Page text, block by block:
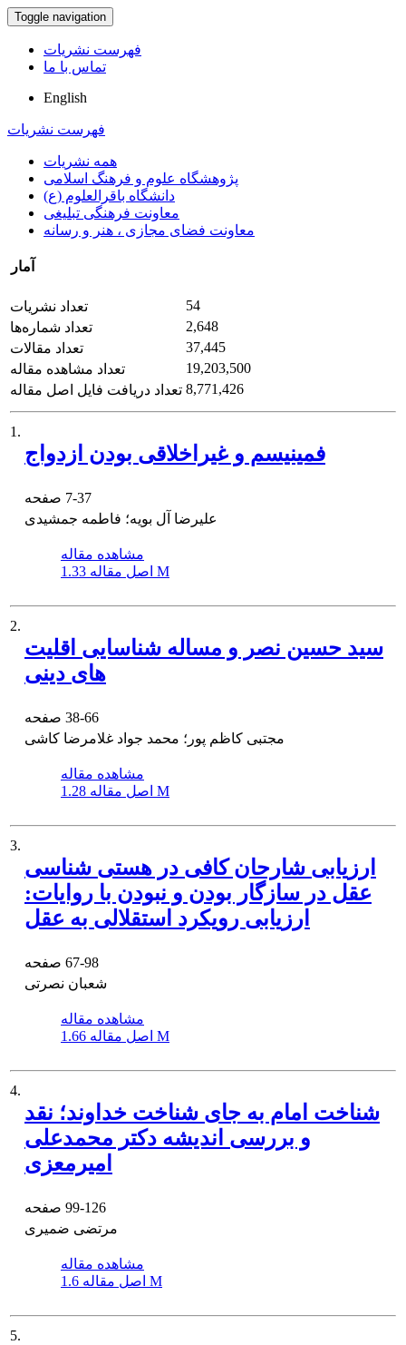
Toggle navigation
فهرست نشریات
تماس با ما
English
فهرست نشریات
همه نشریات
پژوهشگاه علوم و فرهنگ اسلامی
دانشگاه باقرالعلوم (ع)
معاونت فرهنگی تبلیغی
معاونت فضای مجازی ، هنر و رسانه
آمار
تعداد نشریات
54
تعداد شماره‌ها
2,648
تعداد مقالات
37,445
تعداد مشاهده مقاله
19,203,500
تعداد دریافت فایل اصل مقاله 8,771,426
1.
فمینیسم و غیراخلاقی بودن ازدواج
7-37
علیرضا آل بویه؛ فاطمه جمشیدی
مشاهده مقاله
اصل مقاله 1.33 M
2.
سید حسین نصر و مساله شناسایی اقلیت
های دینی
38-66
مجتبی کاظم پور؛ محمد جواد غلامرضا کاشی
مشاهده مقاله
اصل مقاله 1.28 M
3.
ارزیابی شارحان کافی در هستی شناسی
عقل در سازگار بودن و نبودن با روایات:
ارزیابی رویکرد استقلالی به عقل
67-98
شعبان نصرتی
مشاهده مقاله
اصل مقاله 1.66 M
4.
شناخت امام به جای شناخت خداوند؛ نقد
و بررسی اندیشه دکتر محمدعلی
امیرمعزی
99-126
مرتضی ضمیری
مشاهده مقاله
اصل مقاله 1.6 M
5.